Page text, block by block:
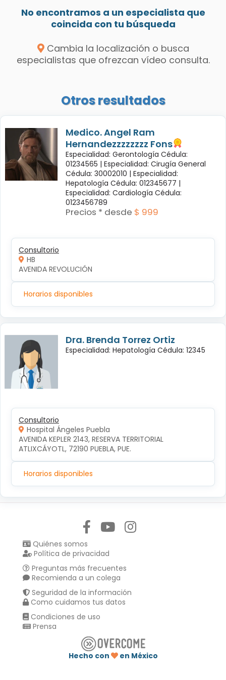
No encontramos a un especialista que
coincida con tu búsqueda
Cambia la localización o busca
especialistas que ofrezcan vídeo consulta.
Otros resultados
Medico. Angel Ram
Hernandezzzzzzzz Fons
Especialidad: Gerontología Cédula:
01234565 | Especialidad: Cirugía General
Cédula: 30002010 | Especialidad:
Hepatología Cédula: 012345677 |
Especialidad: Cardiología Cédula:
0123456789
Precios * desde $ 999
Consultorio
HB
AVENIDA REVOLUCIÓN
Horarios disponibles
Dra. Brenda Torrez Ortiz
Especialidad: Hepatología Cédula: 12345
Consultorio
Hospital Ángeles Puebla
AVENIDA KEPLER 2143, RESERVA TERRITORIAL
ATLIXCÁYOTL, 72190 PUEBLA, PUE.
Horarios disponibles
Quiénes somos
Política de privacidad
Preguntas más frecuentes
Recomienda a un colega
Seguridad de la información
Como cuidamos tus datos
Condiciones de uso
Prensa
Hecho con
en México